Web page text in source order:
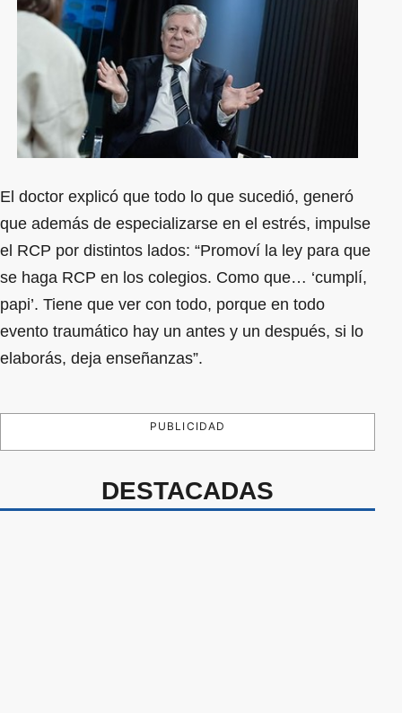
El doctor explicó que todo lo que sucedió, generó
que además de especializarse en el estrés, impulse
el RCP por distintos lados: “Promoví la ley para que
se haga RCP en los colegios. Como que… ‘cumplí,
papi’. Tiene que ver con todo, porque en todo
evento traumático hay un antes y un después, si lo
elaborás, deja enseñanzas”.
PUBLICIDAD
DESTACADAS